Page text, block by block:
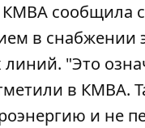
сообщила
в снабжении
"Это
в КМВА.
и не